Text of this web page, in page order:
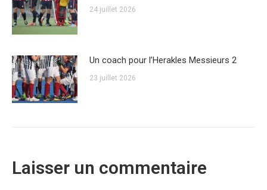
24 juillet 2026
Un coach pour l’Herakles Messieurs 2
23 juillet 2026
Laisser un commentaire